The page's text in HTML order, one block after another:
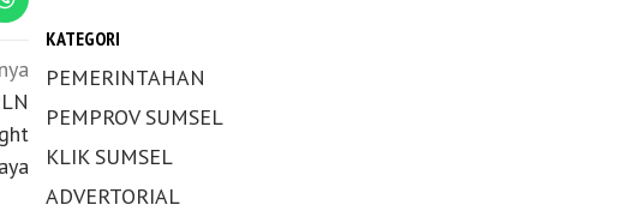
KATEGORI
PEMERINTAHAN
PEMPROV SUMSEL
KLIK SUMSEL
ADVERTORIAL